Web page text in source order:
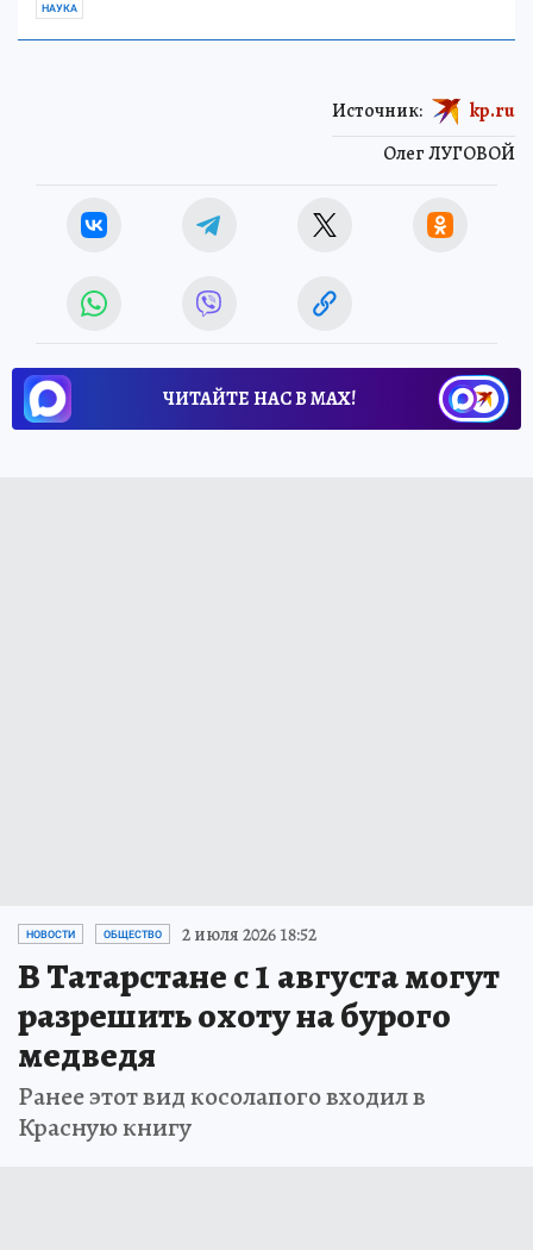
НАУКА
Олег ЛУГОВОЙ
Источник: kp.ru
ЧИТАЙТЕ НАС В МАХ!
НОВОСТИ ОБЩЕСТВО 2 июля 2026 18:52
В Татарстане с 1 августа могут
разрешить охоту на бурого
медведя
Ранее этот вид косолапого входил в
Красную книгу